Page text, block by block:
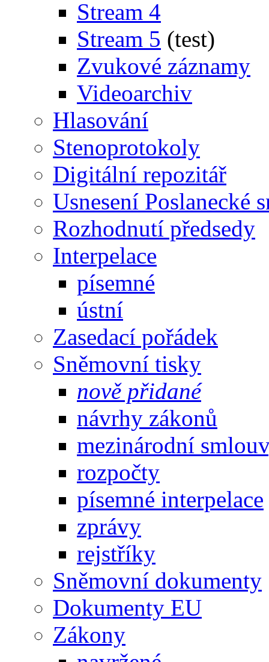
Stream 4
Stream 5 (test)
Zvukové záznamy
Videoarchiv
Hlasování
Stenoprotokoly
Digitální repozitář
Usnesení Poslanecké
Rozhodnutí předsedy
Interpelace
písemné
ústní
Zasedací pořádek
Sněmovní tisky
nově přidané
návrhy zákonů
mezinárodní
rozpočty
písemné interpelace
zprávy
rejstříky
Sněmovní dokumenty
Dokumenty EU
Zákony